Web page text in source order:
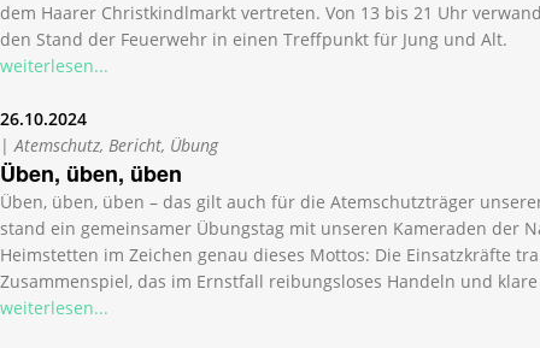
dem Haarer Christkindlmarkt vertreten. Von 13 bis 21 Uhr
den Stand der Feuerwehr in einen Treffpunkt für Jung und Alt.
weiterlesen...
26.10.2024
|Atemschutz, Bericht, Übung
Üben, üben, üben
Üben, üben, üben – das gilt auch für die Atemschutzträger
stand ein gemeinsamer Übungstag mit unseren Kameraden der
Heimstetten im Zeichen genau dieses Mottos: Die Einsatzkräfte
Zusammenspiel, das im Ernstfall reibungsloses Handeln und
weiterlesen...